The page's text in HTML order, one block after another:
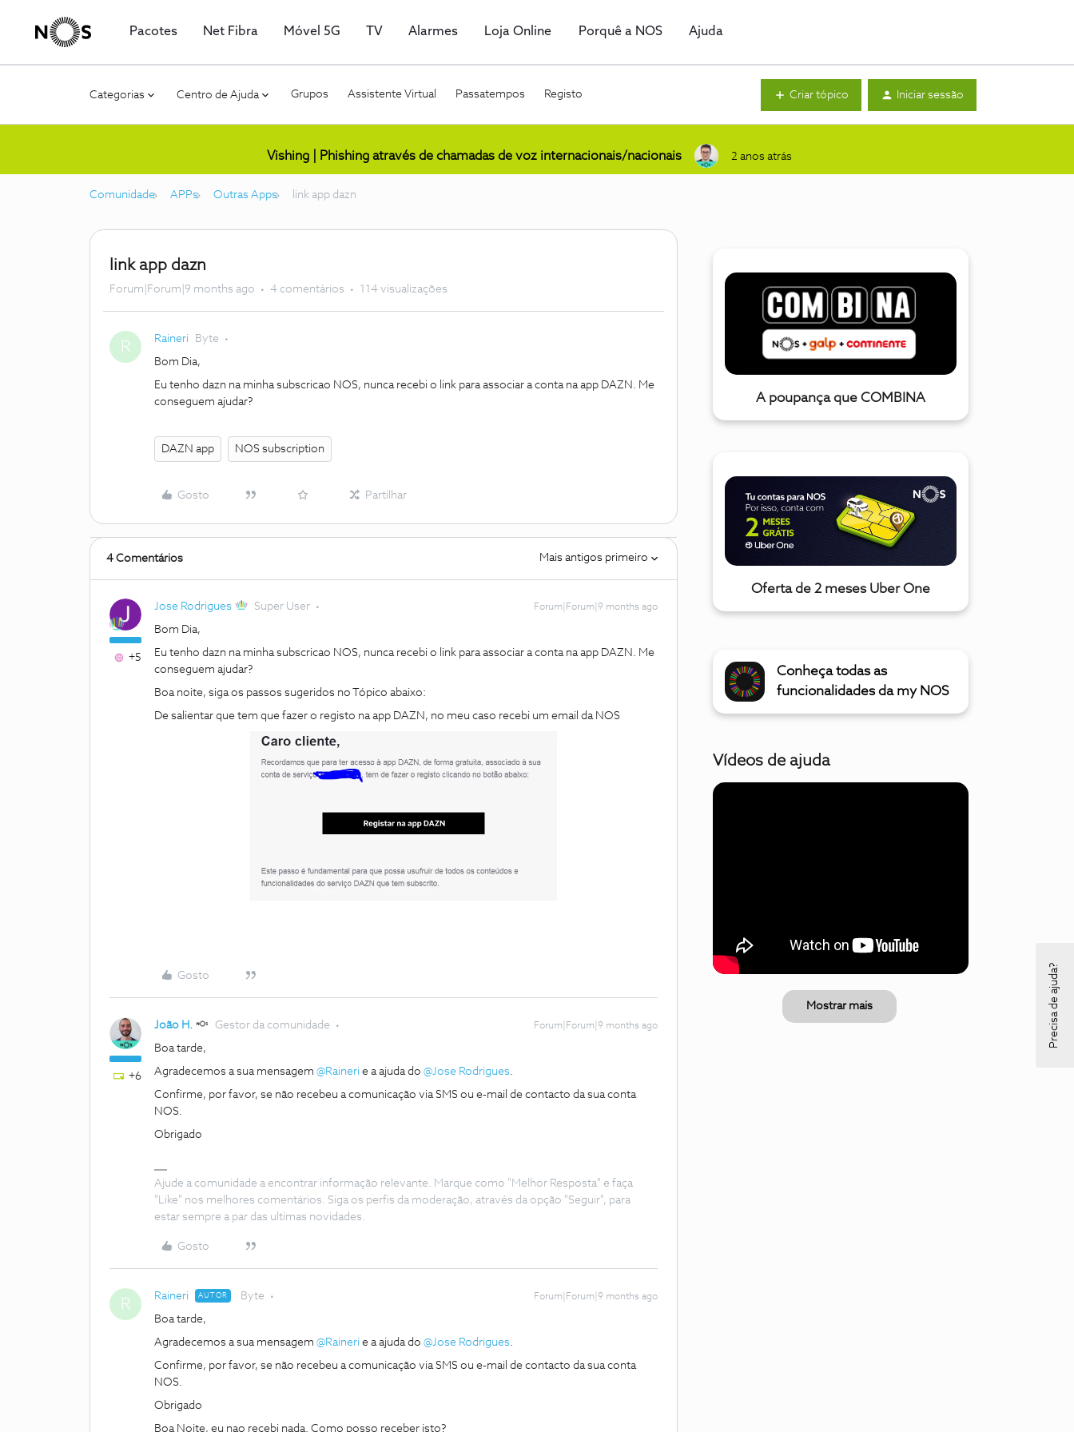
Pacotes Net Fibra Móvel 5G TV Alarmes Loja Online Porquê a NOS Ajuda
Categorias Centro de Ajuda Grupos Assistente Virtual Passatempos Registo Criar tópico Iniciar sessão
Vishing | Phishing através de chamadas de voz internacionais/nacionais 2 anos atrás
Comunidade APPs Outras Apps link app dazn
link app dazn
Forum|Forum|9 months ago 4 comentários 114 visualizações
R Raineri Byte
Bom Dia,
Eu tenho dazn na minha subscricao NOS, nunca recebi o link para associar a conta na app DAZN. Me
conseguem ajudar?
DAZN app NOS subscription
Gosto Partilhar
4 Comentários Mais antigos primeiro
+5
Jose Rodrigues Super User Forum|Forum|9 months ago
Bom Dia,
Eu tenho dazn na minha subscricao NOS, nunca recebi o link para associar a conta na app DAZN. Me
conseguem ajudar?
Boa noite, siga os passos sugeridos no Tópico abaixo:
De salientar que tem que fazer o registo na app DAZN, no meu caso recebi um email da NOS
Gosto
+6
João H. Gestor da comunidade Forum|Forum|9 months ago
Boa tarde,
Agradecemos a sua mensagem ​ @Raineri e a ajuda do ​ @Jose Rodrigues.
Confirme, por favor, se não recebeu a comunicação via SMS ou e-mail de contacto da sua conta
NOS.
Obrigado
Ajude a comunidade a encontrar informação relevante. Marque como "Melhor Resposta" e faça
"Like" nos melhores comentários. Siga os perfis da moderação, através da opção "Seguir", para
estar sempre a par das ultimas novidades.
Gosto
R Raineri AUTOR Byte Forum|Forum|9 months ago
Boa tarde,
Agradecemos a sua mensagem ​ @Raineri e a ajuda do ​ @Jose Rodrigues.
Confirme, por favor, se não recebeu a comunicação via SMS ou e-mail de contacto da sua conta
NOS.
Obrigado
Boa Noite, eu nao recebi nada. Como posso receber isto?
A poupança que COMBINA
Oferta de 2 meses Uber One
Conheça todas as
funcionalidades da my NOS
Vídeos de ajuda
Mostrar mais Precisa de ajuda?